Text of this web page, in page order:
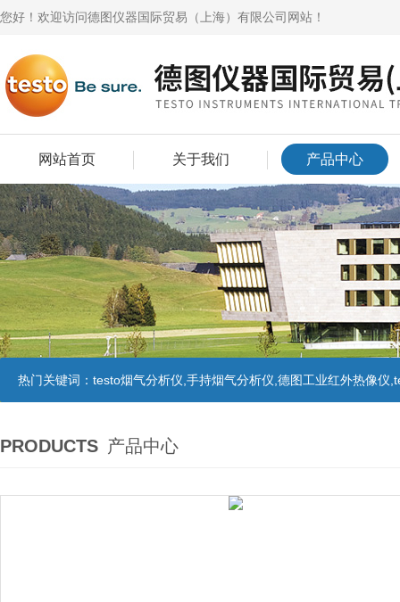
您好！欢迎访问德图仪器国际贸易（上海）有限公司网站！
网站首页 关于我们 产品中心
热门关键词： testo烟气分析仪,手持烟气分析仪,德图工业红外热像仪
PRODUCTS 产品中心